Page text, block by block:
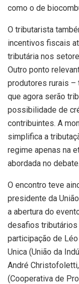
como o de
O tributarista
incentivos fiscais
tributária nos
Outro ponto
produtores rurais
que agora serão
possibilidade de
contribuintes. A
simplifica a
regime apenas na
abordada no debate.
O encontro teve
presidente da
a abertura do
desafios tributários
participação de
Unica (União da
André
(Cooperativa de